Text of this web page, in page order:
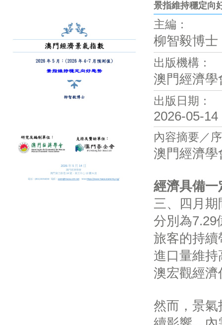
景指維持穩定向
主編：
柳智毅博士
出版機構：
澳門經濟學
出版日期：
2026-05-14
內容摘要／
澳門經濟
經濟具備一
三、四月
分別為7.29
旅客的持
進口量維
澳宏觀經
然而，景